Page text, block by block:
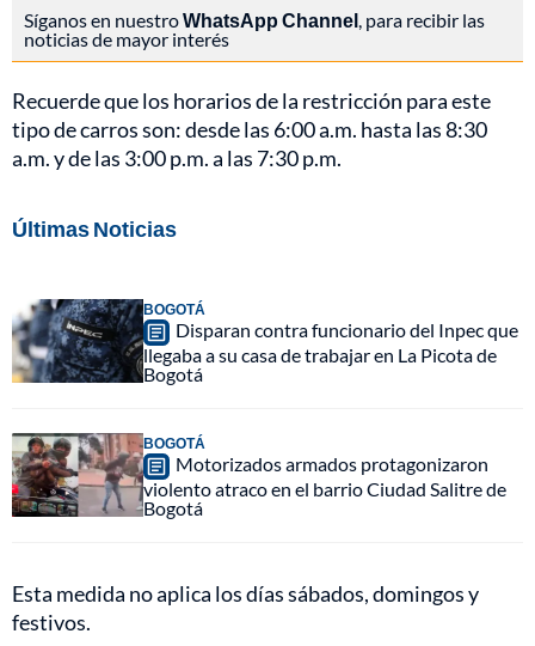
Síganos en nuestroWhatsApp Channel, para recibir las
noticias de mayor interés
Recuerde que los horarios de la restricción para este
tipo de carros son: desde las 6:00 a.m. hasta las 8:30
a.m. y de las 3:00 p.m. a las 7:30 p.m.
Últimas Noticias
BOGOTÁ
Disparan contra funcionario del Inpec que
llegaba a su casa de trabajar en La Picota de
Bogotá
BOGOTÁ
Motorizados armados protagonizaron
violento atraco en el barrio Ciudad Salitre de
Bogotá
Esta medida no aplica los días sábados, domingos y
festivos.